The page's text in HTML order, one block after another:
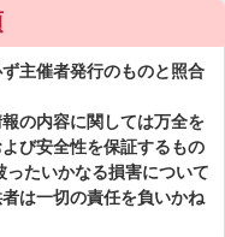
主催者発行のものと照合
の内容に関しては万全を
び安全性を保証するもの
たいかなる損害について
は一切の責任を負いかね